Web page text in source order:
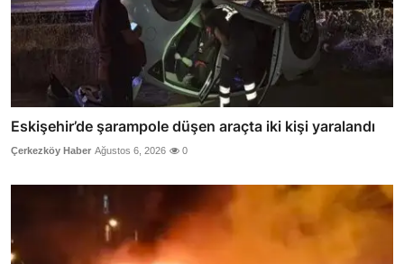
Eskişehir’de şarampole düşen araçta iki kişi yaralandı
Çerkezköy Haber Ağustos 6, 2026 0